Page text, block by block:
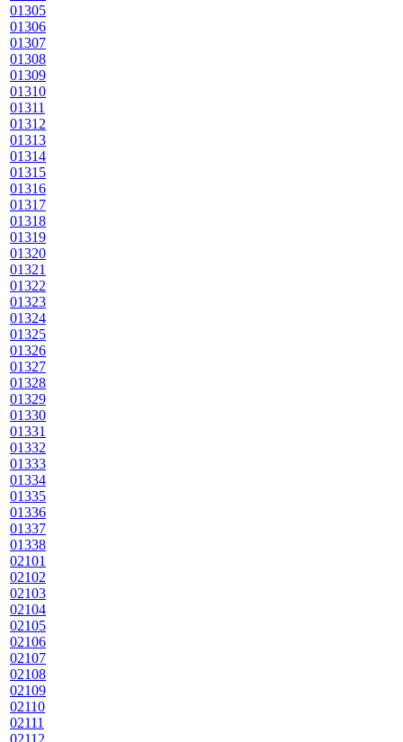
01305
01306
01307
01308
01309
01310
01311
01312
01313
01314
01315
01316
01317
01318
01319
01320
01321
01322
01323
01324
01325
01326
01327
01328
01329
01330
01331
01332
01333
01334
01335
01336
01337
01338
02101
02102
02103
02104
02105
02106
02107
02108
02109
02110
02111
02112